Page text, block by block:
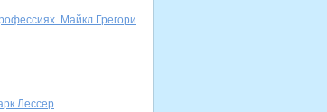
Майкл Грегори
Лессер